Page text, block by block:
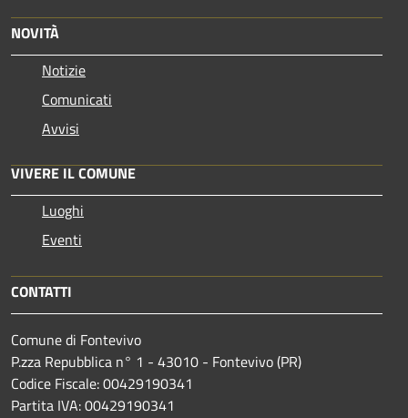
NOVITÀ
Notizie
Comunicati
Avvisi
VIVERE IL COMUNE
Luoghi
Eventi
CONTATTI
Comune di Fontevivo
P.zza Repubblica n° 1 - 43010 - Fontevivo (PR)
Codice Fiscale: 00429190341
Partita IVA: 00429190341